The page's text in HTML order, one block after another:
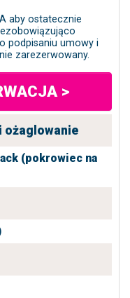
aby ostatecznie
podpisaniu umowy i
zarezerwowany.
>
ożaglowanie
(pokrowiec na